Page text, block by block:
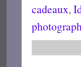
cadeaux,